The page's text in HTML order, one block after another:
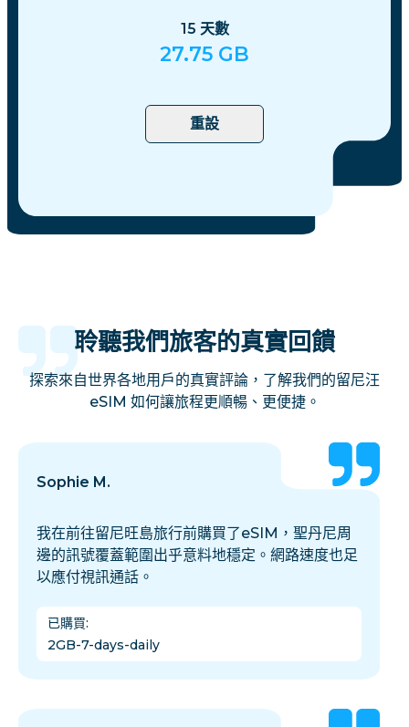
15 天數
27.75 GB
重設
聆聽我們旅客的真實回饋
探索來自世界各地用戶的真實評論，了解我們的留尼汪
eSIM 如何讓旅程更順暢、更便捷。
Sophie M.
我在前往留尼旺島旅行前購買了eSIM，聖丹尼周
邊的訊號覆蓋範圍出乎意料地穩定。網路速度也足
以應付視訊通話。
已購買:
2GB-7-days-daily